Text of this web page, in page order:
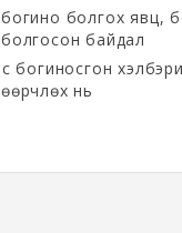
богино болгох явц,
болгосон байдал
үс богиносгон
өөрчлөх нь